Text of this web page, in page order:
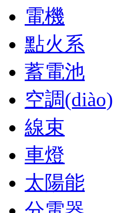
電機
點火系
蓄電池
空調(diào)
線束
車燈
太陽能